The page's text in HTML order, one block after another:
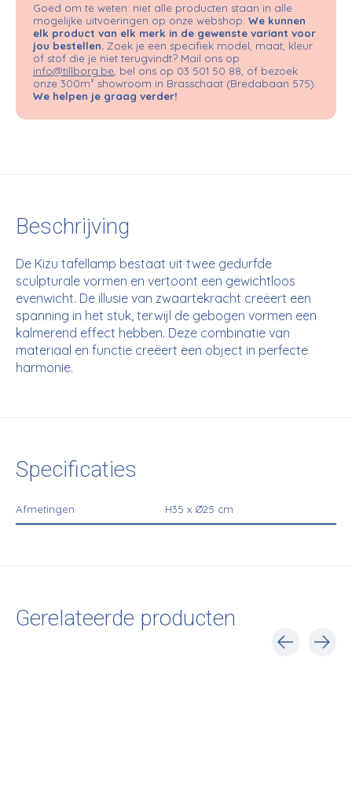
Goed om te weten: niet alle producten staan in alle
mogelijke uitvoeringen op onze webshop. We kunnen
elk product van elk merk in de gewenste variant voor
jou bestellen. Zoek je een specifiek model, maat, kleur
of stof die je niet terugvindt? Mail ons op
info@tillborg.be , bel ons op 03 501 50 88, of bezoek
onze 300m² showroom in Brasschaat (Bredabaan 575).
We helpen je graag verder!
Beschrijving
De Kizu tafellamp bestaat uit twee gedurfde
sculpturale vormen en vertoont een gewichtloos
evenwicht. De illusie van zwaartekracht creëert een
spanning in het stuk, terwijl de gebogen vormen een
kalmerend effect hebben. Deze combinatie van
materiaal en functie creëert een object in perfecte
harmonie.
Specificaties
Afmetingen H35 x Ø25 cm
Gerelateerde producten